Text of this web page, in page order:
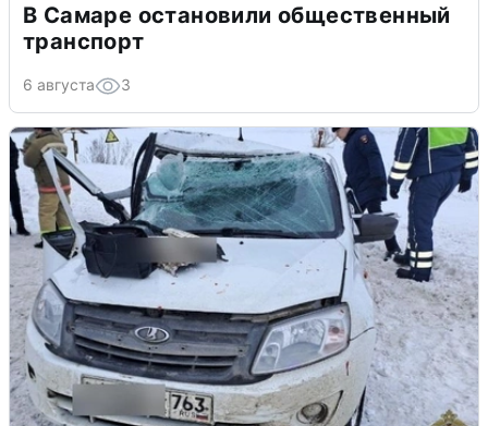
В Самаре остановили общественный
транспорт
6 августа 3